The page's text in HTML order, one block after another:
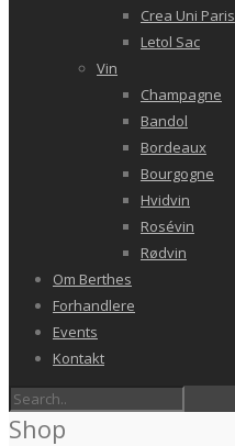
Crea Uni Paris
Letol Sac
Vin
Champagne
Bandol
Bordeaux
Bourgogne
Hvidvin
Rosévin
Rødvin
Om Berthes
Forhandlere
Events
Kontakt
Shop